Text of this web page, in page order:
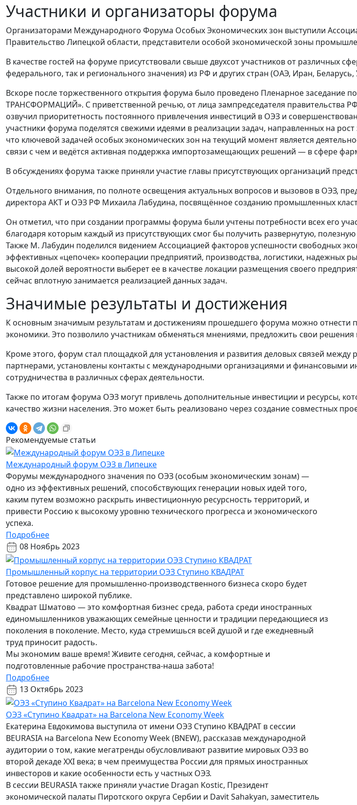
Участники и организаторы форума
Организаторами Международного Форума Особых Экономических зон выступили
Правительство Липецкой области, представители особой экономической зоны
В качестве гостей на форуме присутствовали свыше двухсот участников от различных
федерального, так и регионального значения) из РФ и других стран (ОАЭ, Иран,
Вскоре после торжественного открытия форума было проведено Пленарное
ТРАНСФОРМАЦИЙ». С приветственной речью, от лица зампредседателя правительства
озвучил приоритетность постоянного привлечения инвестиций в ОЭЗ и
участники форума поделятся свежими идеями в реализации задач, направленных на
что ключевой задачей особых экономических зон на текущий момент является
связи с чем и ведётся активная поддержка импортозамещающих решений — в сфере
В обсуждениях форума также приняли участие главы присутствующих организаций
Отдельного внимания, по полноте освещения актуальных вопросов и вызовов в ОЭЗ,
директора АКТ и ОЭЗ РФ Михаила Лабудина, посвящённое созданию промышленных
Он отметил, что при создании программы форума были учтены потребности всех его
благодаря которым каждый из присутствующих смог бы получить развернутую,
Также М. Лабудин поделился видением Ассоциацией факторов успешности свободных
эффективных «цепочек» кооперации предприятий, производства, логистики, надежных
высокой долей вероятности выберет ее в качестве локации размещения своего
сейчас вплотную занимается реализацией данных задач.
Значимые результаты и достижения
К основным значимым результатам и достижениям прошедшего форума можно
экономики. Это позволило участникам обменяться мнениями, предложить свои
Кроме этого, форум стал площадкой для установления и развития деловых связей
партнерами, установлены контакты с международными организациями и финансовыми
сотрудничества в различных сферах деятельности.
Также по итогам форума ОЭЗ могут привлечь дополнительные инвестиции и ресурсы,
качество жизни населения. Это может быть реализовано через создание совместных
Рекомендуемые статьи
Международный форум ОЭЗ в Липецке
Форумы международного значения по ОЭЗ (особым экономическим зонам) —
одно из эффективных решений, способствующих генерации новых идей того,
каким путем возможно раскрыть инвестиционную ресурсность территорий, и
привести Россию к высокому уровню технического прогресса и экономического
успеха.
Подробнее
08 Ноябрь 2023
Промышленный корпус на территории ОЭЗ Ступино КВАДРАТ
Готовое решение для промышленно-производственного бизнеса скоро будет
представлено широкой публике.
Квадрат Шматово — это комфортная бизнес среда, работа среди иностранных
единомышленников уважающих семейные ценности и традиции передающиеся из
поколения в поколение. Место, куда стремишься всей душой и где ежедневный
труд приносит радость.
Мы экономим ваше время! Живите сегодня, сейчас, а комфортные и
подготовленные рабочие пространства-наша забота!
Подробнее
13 Октябрь 2023
ОЭЗ «Ступино Квадрат» на Barcelona New Economy Week
Екатерина Евдокимова выступила от имени ОЭЗ Ступино КВАДРАТ в сессии
BEURASIA на Barcelona New Economy Week (BNEW), рассказав международной
аудитории о том, какие мегатренды обусловливают развитие мировых ОЭЗ во
второй декаде XXI века; в чем преимущества России для прямых иностранных
инвесторов и какие особенности есть у частных ОЭЗ.
В сессии BEURASIA также приняли участие Dragan Kostic, Президент
экономической палаты Пиротского округа Сербии и Davit Sahakyan, заместитель